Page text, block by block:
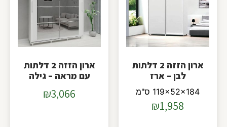
ארון הזזה 2 דלתות
לבן – ארז
119x52x184 ס"מ
₪1,958
ארון הזזה 2 דלתות
עם מראה – גילה
₪3,066